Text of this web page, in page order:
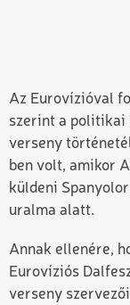
Az Eurovízióval
szerint a politikai
verseny
ben volt, amikor
küldeni
uralma alatt.
Annak ellenére,
Eurovíziós
verseny